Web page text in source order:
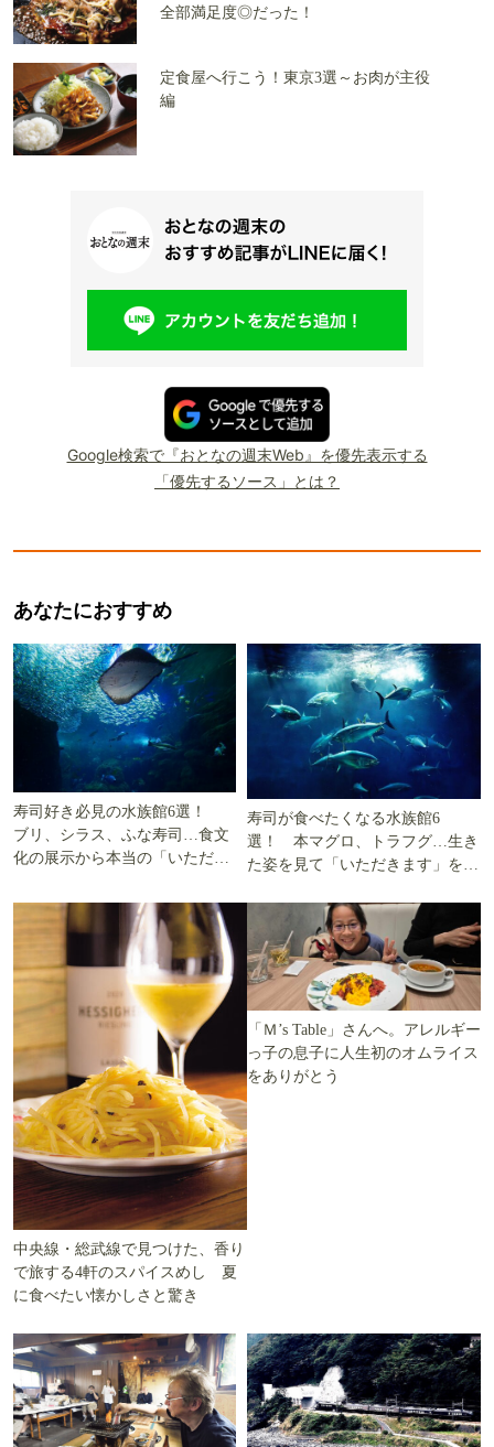
全部満足度◎だった！
定食屋へ行こう！東京3選～お肉が主役
編
Google検索で『おとなの週末Web』を優先表示する
「優先するソース」とは？
あなたにおすすめ
寿司好き必見の水族館6選！
ブリ、シラス、ふな寿司…食文
化の展示から本当の「いただき
寿司が食べたくなる水族館6
選！ 本マグロ、トラフグ…生き
た姿を見て「いただきます」を考
中央線・総武線で見つけた、香り
で旅する4軒のスパイスめし 夏
に食べたい懐かしさと驚き
「Ｍ’s Table」さんへ。アレルギー
っ子の息子に人生初のオムライス
をありがとう